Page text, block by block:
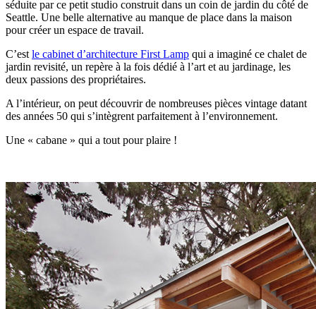
séduite par ce petit studio construit dans un coin de jardin du côté de
Seattle. Une belle alternative au manque de place dans la maison
pour créer un espace de travail.
C’estle cabinet d’architecture First Lamp qui a imaginé ce chalet de
jardin revisité, un repère à la fois dédié à l’art et au jardinage, les
deux passions des propriétaires.
A l’intérieur, on peut découvrir de nombreuses pièces vintage datant
des années 50 qui s’intègrent parfaitement à l’environnement.
Une « cabane » qui a tout pour plaire !